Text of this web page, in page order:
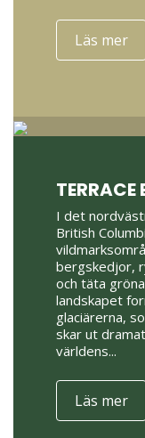
Läs mer
TERRACE
I det
British
bergskedjor,
och täta
landskapet
glaciärerna,
skar ut
världens...
Läs mer